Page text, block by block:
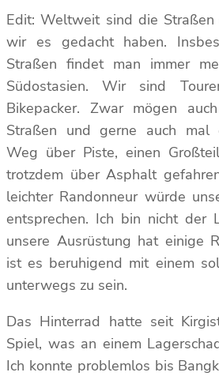
Edit: Weltweit sind die
wir es gedacht haben.
Straßen findet man immer
Südostasien. Wir sind
Bikepacker. Zwar mögen
Straßen und gerne auch mal
Weg über Piste, einen
trotzdem über Asphalt
leichter Randonneur würde
entsprechen. Ich bin nicht der
unsere Ausrüstung hat einige
ist es beruhigend mit einem
unterwegs zu sein.
Das Hinterrad hatte seit
Spiel, was an einem
Ich konnte problemlos bis